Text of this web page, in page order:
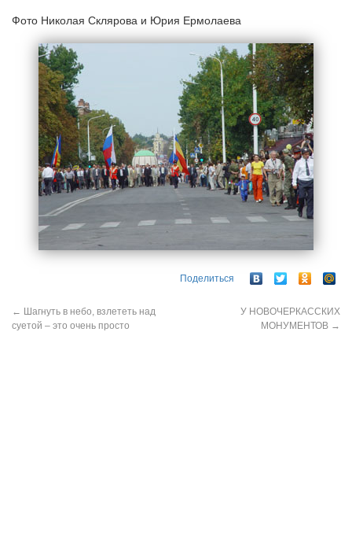
Фото Николая Склярова и Юрия Ермолаева
Поделиться
← Шагнуть в небо, взлететь над
суетой – это очень просто
У НОВОЧЕРКАССКИХ
МОНУМЕНТОВ →